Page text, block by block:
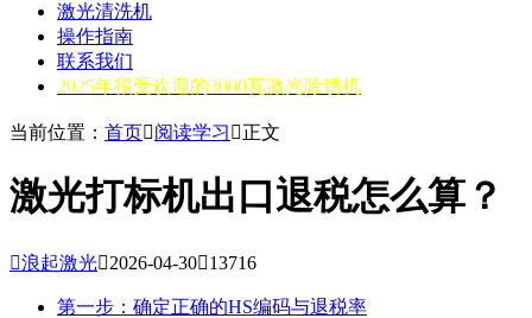
激光清洗机
操作指南
联系我们
2025年很受欢迎的3000瓦激光除锈机
当前位置： 首页阅读学习 正文
激光打标机出口退税怎么算？
浪起激光2026-04-3013716
第一步：确定正确的HS编码与退税率